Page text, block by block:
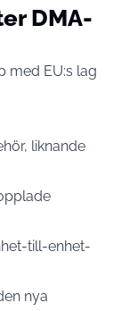
DMA-
med EU:s lag
liknande
till-enhet-
nya